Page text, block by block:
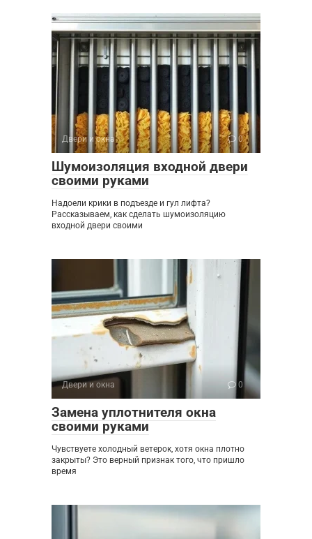
Двери и окна 0
Шумоизоляция входной двери
своими руками
Надоели крики в подъезде и гул лифта?
Рассказываем, как сделать шумоизоляцию
входной двери своими
Двери и окна 0
Замена уплотнителя окна
своими руками
Чувствуете холодный ветерок, хотя окна плотно
закрыты? Это верный признак того, что пришло
время